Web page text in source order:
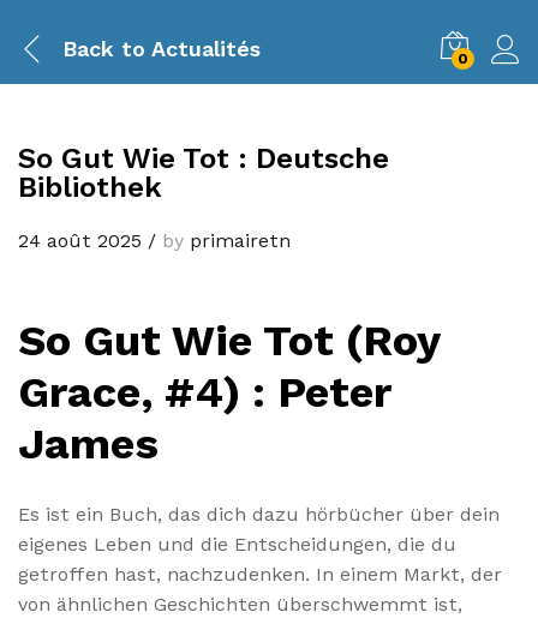
Back to Actualités 0
So Gut Wie Tot : Deutsche
Bibliothek
24 août 2025 / by primairetn
So Gut Wie Tot (Roy
Grace, #4) : Peter
James
Es ist ein Buch, das dich dazu hörbücher über dein
eigenes Leben und die Entscheidungen, die du
getroffen hast, nachzudenken. In einem Markt, der
von ähnlichen Geschichten überschwemmt ist,